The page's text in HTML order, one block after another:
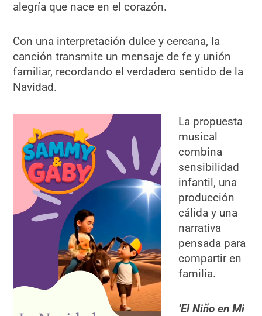
alegría que nace en el corazón.
Con una interpretación dulce y cercana, la
canción transmite un mensaje de fe y unión
familiar, recordando el verdadero sentido de la
Navidad.
La propuesta
musical
combina
sensibilidad
infantil, una
producción
cálida y una
narrativa
pensada para
compartir en
familia.
‘El Niño en Mi